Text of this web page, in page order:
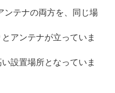
ンテナの両方を、同じ場
アンテナが立っていま
設置場所となっていま